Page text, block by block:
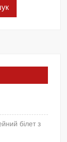
білет з